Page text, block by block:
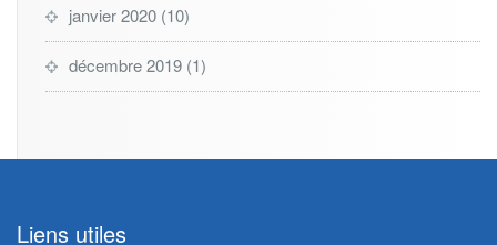
janvier 2020 (10)
décembre 2019 (1)
Liens utiles